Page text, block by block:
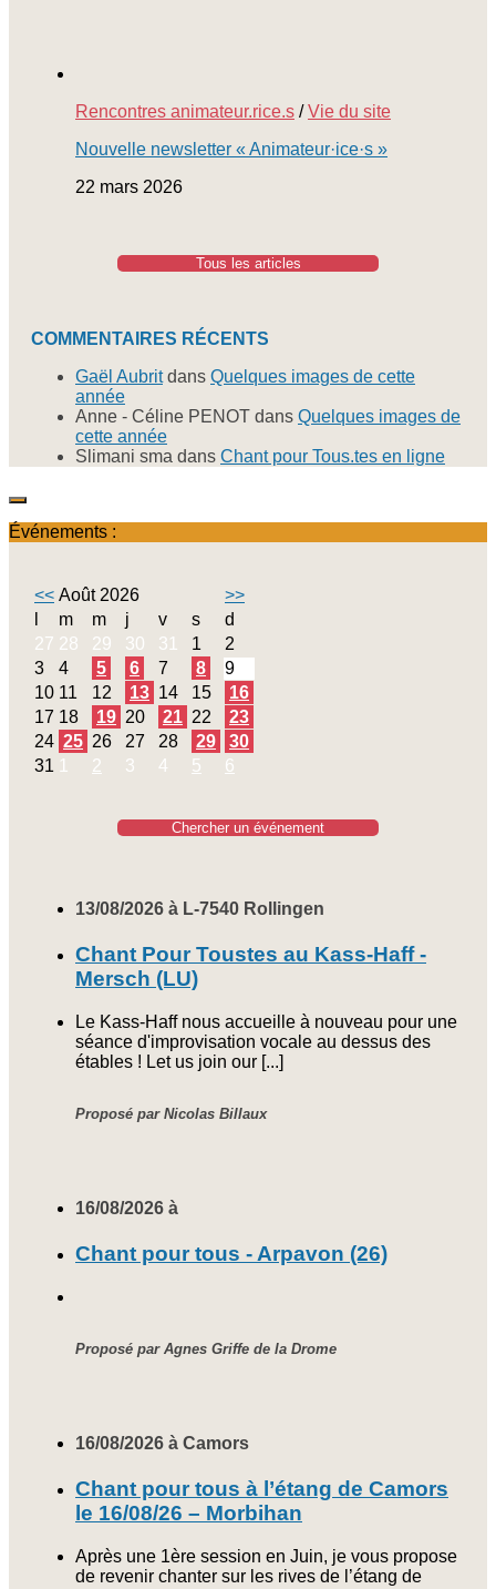
Rencontres animateur.rice.s /Vie du site
Nouvelle newsletter « Animateur·ice·s »
22 mars 2026
Tous les articles
COMMENTAIRES RÉCENTS
Gaël Aubritdans Quelques images de cette
année
Anne - Céline PENOT dans Quelques images de
cette année
Slimani sma dans Chant pour Tous.tes en ligne
Événements :
<< Août 2026
>>
m m j v s
d
27 28 29 30 31 1
2
3
4 5 6 7 8
9
10 11 12 13 14 15
16
17 18 19 20 21 22
23
24 25 26 27 28 29
30
31 1 2 3 4 5 6
Chercher un événement
13/08/2026 à L-7540 Rollingen
Chant Pour Toustes au Kass-Haff -
Mersch (LU)
Le Kass-Haff nous accueille à nouveau pour une
séance d'improvisation vocale au dessus des
étables ! Let us join our [...]
Proposé par Nicolas Billaux
16/08/2026 à
Chant pour tous - Arpavon (26)
Proposé par Agnes Griffe de la Drome
16/08/2026 à Camors
Chant pour tous à l’étang de Camors
le 16/08/26 – Morbihan
Après une 1ère session en Juin, je vous propose
de revenir chanter sur les rives de l’étang de